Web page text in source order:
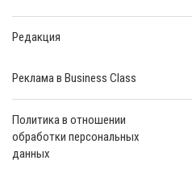
Редакция
Реклама в Business Class
Политика в отношении
обработки персональных
данных